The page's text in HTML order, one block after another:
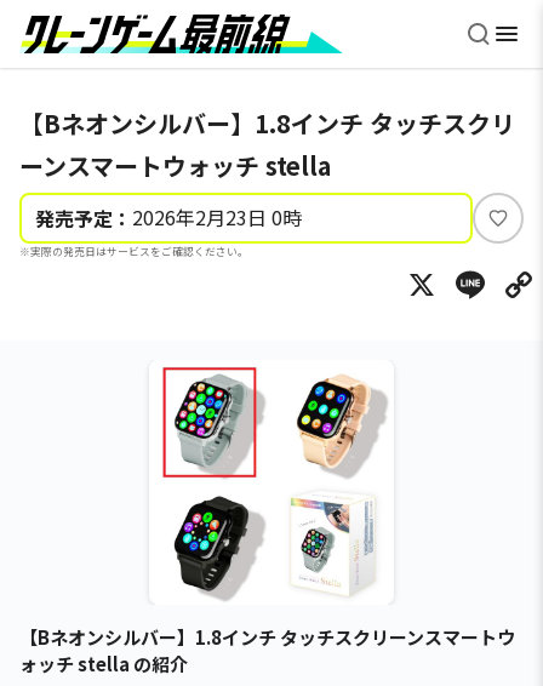
【Bネオンシルバー】1.8インチ タッチスクリ
ーンスマートウォッチ stella
発売予定： 2026年2月23日 0時
※実際の発売日はサービスをご確認ください。
い
ね
X
【Bネオンシルバー】1.8インチ タッチスクリーンスマートウ
ォッチ stella の紹介